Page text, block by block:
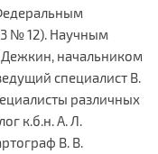
№ 12). Научным
Дежкин, начальником
специалист В.
различных
к.б.н. А. Л.
В. В.